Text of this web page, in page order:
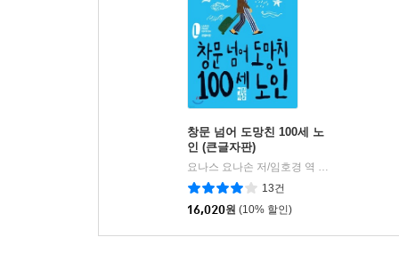
창문 넘어 도망친 100세 노
인 (큰글자판)
요나스 요나손 저/임호경 역 | 열린책들
13건
16,020원 (10% 할인)